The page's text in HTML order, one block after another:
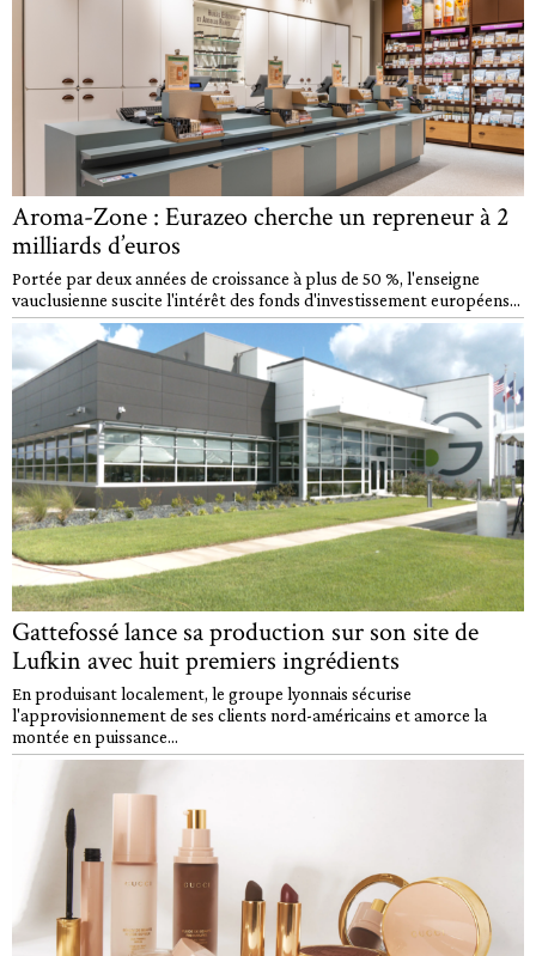
Aroma-Zone : Eurazeo cherche un repreneur à 2
milliards d’euros
Portée par deux années de croissance à plus de 50 %, l'enseigne
vauclusienne suscite l'intérêt des fonds d'investissement européens...
Gattefossé lance sa production sur son site de
Lufkin avec huit premiers ingrédients
En produisant localement, le groupe lyonnais sécurise
l'approvisionnement de ses clients nord-américains et amorce la
montée en puissance...